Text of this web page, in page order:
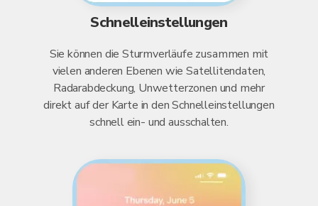
Schnelleinstellungen
Sie können die Sturmverläufe zusammen mit
vielen anderen Ebenen wie Satellitendaten,
Radarabdeckung, Unwetterzonen und mehr
direkt auf der Karte in den Schnelleinstellungen
schnell ein- und ausschalten.